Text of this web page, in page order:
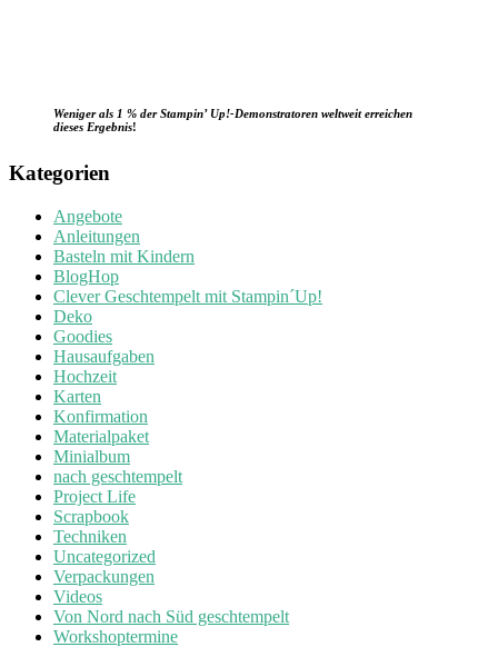
Weniger als 1 % der Stampin’ Up!-Demonstratoren weltweit erreichen
dieses Ergebnis!
Kategorien
Angebote
Anleitungen
Basteln mit Kindern
BlogHop
Clever Geschtempelt mit Stampin´Up!
Deko
Goodies
Hausaufgaben
Hochzeit
Karten
Konfirmation
Materialpaket
Minialbum
nach geschtempelt
Project Life
Scrapbook
Techniken
Uncategorized
Verpackungen
Videos
Von Nord nach Süd geschtempelt
Workshoptermine